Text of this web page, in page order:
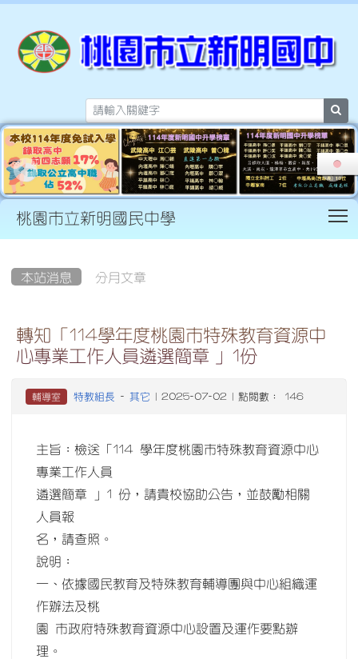
桃園市立新明國民中學
本站消息 分月文章
轉知「114學年度桃園市特殊教育資源中
心專業工作人員遴選簡章 」1份
輔導室 特教組長 - 其它 | 2025-07-02 | 點閱數： 146
主旨：檢送「114 學年度桃園市特殊教育資源中心
專業工作人員
遴選簡章 」1 份，請貴校協助公告，並鼓勵相關
人員報
名，請查照。
說明：
一、依據國民教育及特殊教育輔導團與中心組織運
作辦法及桃
園 市政府特殊教育資源中心設置及運作要點辦
理。